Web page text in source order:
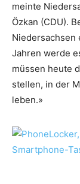
meinte
Özkan (CDU).
Niedersachsen
Jahren werde
müssen heute
stellen, in der
leben.»